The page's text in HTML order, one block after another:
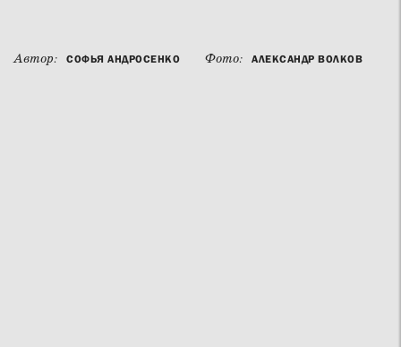
Автор: СОФЬЯ АНДРОСЕНКО Фото: АЛЕКСАНДР ВОЛКОВ